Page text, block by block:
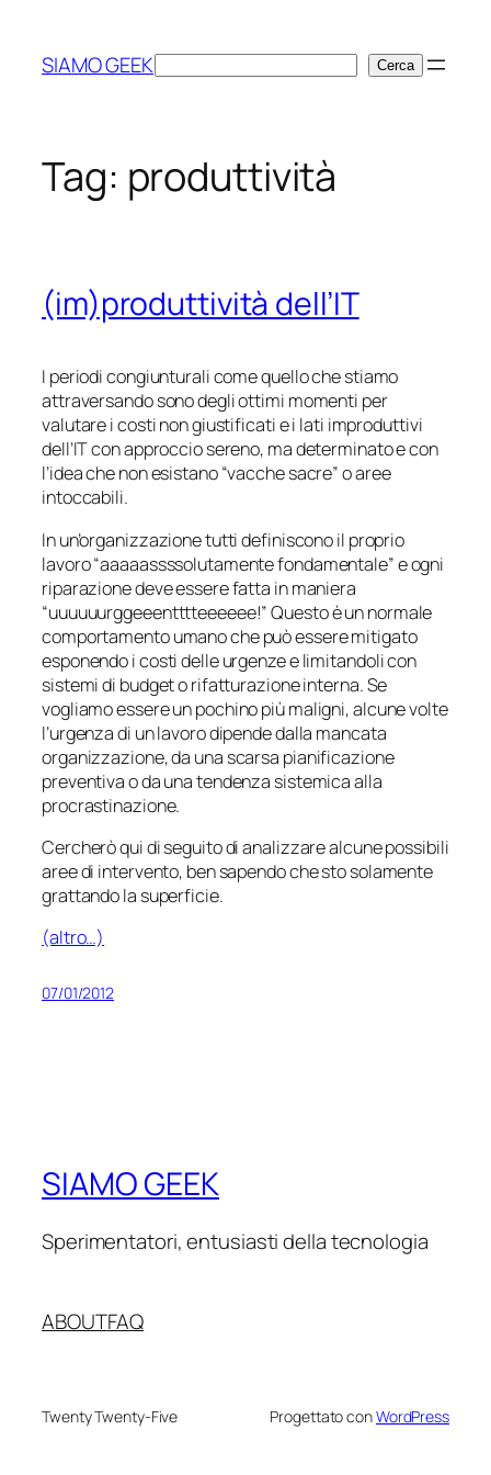
contenuto
SIAMO GEEKCerca Cerca
Tag: produttività
(im)produttività dell’IT
I periodi congiunturali come quello che stiamo
attraversando sono degli ottimi momenti per
valutare i costi non giustificati e i lati improduttivi
dell’IT con approccio sereno, ma determinato e con
l’idea che non esistano “vacche sacre” o aree
intoccabili.
In un’organizzazione tutti definiscono il proprio
lavoro “aaaaassssolutamente fondamentale” e ogni
riparazione deve essere fatta in maniera
“uuuuuurggeeentttteeeeee!” Questo è un normale
comportamento umano che può essere mitigato
esponendo i costi delle urgenze e limitandoli con
sistemi di budget o rifatturazione interna. Se
vogliamo essere un pochino più maligni, alcune volte
l’urgenza di un lavoro dipende dalla mancata
organizzazione, da una scarsa pianificazione
preventiva o da una tendenza sistemica alla
procrastinazione.
Cercherò qui di seguito di analizzare alcune possibili
aree di intervento, ben sapendo che sto solamente
grattando la superficie.
(altro…)
07/01/2012
SIAMO GEEK
Sperimentatori, entusiasti della tecnologia
ABOUTFAQ
Twenty Twenty-Five Progettato conWordPress